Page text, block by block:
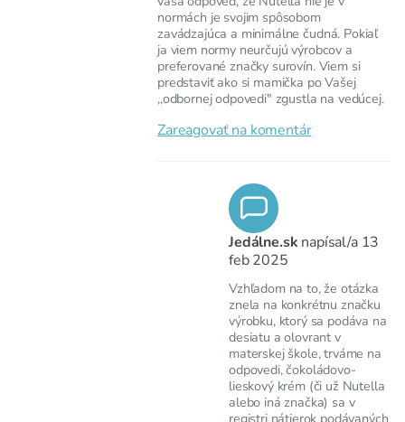
normách je svojim spôsobom
zavádzajúca a minimálne čudná. Pokiaľ
ja viem normy neurčujú výrobcov a
preferované značky surovín. Viem si
predstaviť ako si mamička po Vašej
,,odbornej odpovedi" zgustla na vedúcej.
Zareagovať na komentár
Jedálne.sk napísal/a 13
feb 2025
Vzhľadom na to, že otázka
znela na konkrétnu značku
výrobku, ktorý sa podáva na
desiatu a olovrant v
materskej škole, trváme na
odpovedi, čokoládovo-
lieskový krém (či už Nutella
alebo iná značka) sa v
registri nátierok podávaných